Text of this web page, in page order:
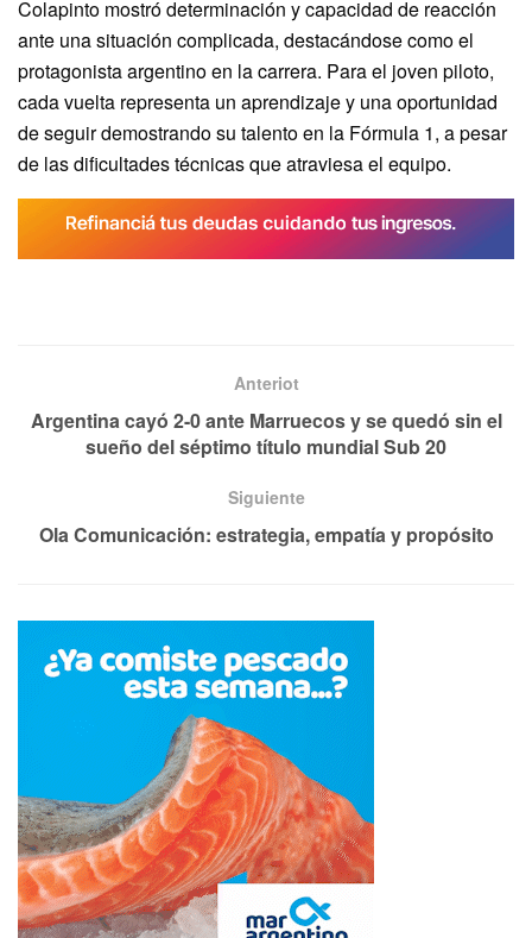
Colapinto mostró determinación y capacidad de reacción
ante una situación complicada, destacándose como el
protagonista argentino en la carrera. Para el joven piloto,
cada vuelta representa un aprendizaje y una oportunidad
de seguir demostrando su talento en la Fórmula 1, a pesar
de las dificultades técnicas que atraviesa el equipo.
Anteriot
Argentina cayó 2-0 ante Marruecos y se quedó sin el
sueño del séptimo título mundial Sub 20
Siguiente
Ola Comunicación: estrategia, empatía y propósito